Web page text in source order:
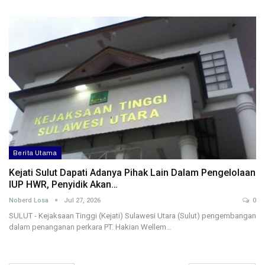
Berita Utama
Kejati Sulut Dapati Adanya Pihak Lain Dalam Pengelolaan
IUP HWR, Penyidik Akan…
Noberd Losa Jul 27, 2026 0
SULUT - Kejaksaan Tinggi (Kejati) Sulawesi Utara (Sulut) pengembangan
dalam penanganan perkara PT. Hakian Wellem…